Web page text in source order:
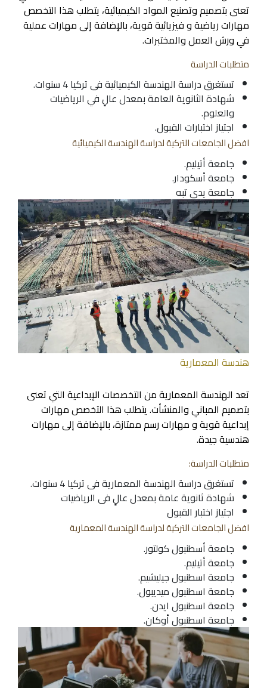
تعنى بتصميم وتصنيع المواد الكيميائية، يتطلب هذا التخصص
مهارات رياضية و فيزيائية قوية، بالإضافة إلى مهارات عملية
في ورش العمل والمختبرات.
متطلبات الدراسة
تستغرق دراسة الهندسة الكيميائية فى تركيا 4 سنوات.
شهادة الثانوية العامة بمعدل عالٍ في الرياضيات
والعلوم.
اجتياز اختبارات القبول.
افضل الجامعات التركية لدراسة الهندسة الكيميائية
جامعة أتيليم.
جامعة أسكودار.
جامعة يدي تبه
هندسة المعمارية
تعد الهندسة المعمارية من التخصصات الإبداعية التي تعنى
بتصميم المباني والمنشأت. يتطلب هذا التخصص مهارات
إبداعية قوية و مهارات رسم ممتازة، بالإضافة إلى مهارات
هندسية جيدة.
متطلبات الدراسة:
تستغرق دراسة الهندسة المعمارية فى تركيا 4 سنوات.
شهادة ثانوية عامة بمعدل عالٍ فى الرياضيات
اجتياز اختبار القبول
افضل الجامعات التركية لدراسة الهندسة المعمارية
جامعة أسطنبول كولتور.
جامعة أتيليم.
جامعة اسطنبول جيليشيم.
جامعة اسطنبول ميديبول.
جامعة اسطنبول ايدن.
جامعة اسطنبول أوكان.